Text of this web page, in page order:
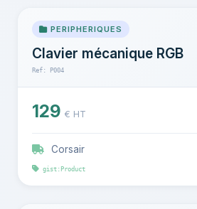
PERIPHERIQUES
Clavier mécanique RGB
Ref: P004
129 € HT
Corsair
gist:Product